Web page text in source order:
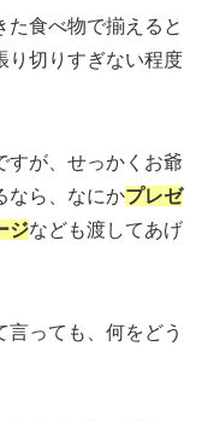
た食べ物で揃えると
り切りすぎない程度
すが、せっかくお爺
なら、なにかプレゼ
ジなども渡してあげ
っても、何をどう